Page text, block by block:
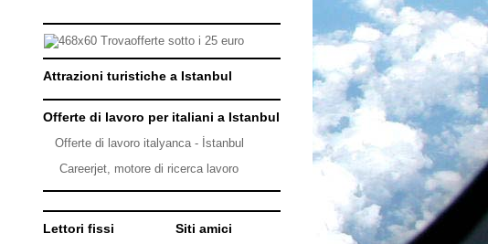
Attrazioni turistiche a Istanbul
Offerte di lavoro per italiani a Istanbul
Offerte di lavoro italyanca - İstanbul
Careerjet, motore di ricerca lavoro
Lettori fissi Siti amici